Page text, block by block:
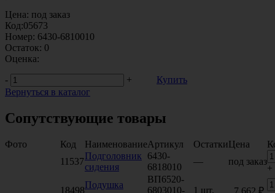
Цена: под заказ
Код:05673
Номер: 6430-6810010
Остаток: 0
Оценка:
-
+
Купить
Вернуться в каталог
Сопутствующие товары
Фото Код НаименованиеАртикул ОстаткиЦена
11537
Подголовник
сидения
6430-
6818010
— под заказ
+
18498
Подушка
ВП6520-
6803010-
1 шт. 7 662 ₽